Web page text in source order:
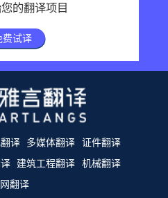
的翻译项目
费试译
译 多媒体翻译 证件翻译
建筑工程翻译 机械翻译
翻译